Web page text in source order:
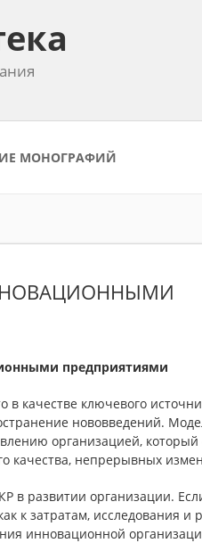
МОНОГРАФИЙ
предприятиями
качестве ключевого
нововведений.
организацией, который
качества, непрерывных
в развитии организации.
к затратам, исследования и
инновационной